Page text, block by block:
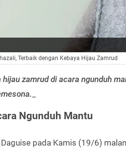
Terbaik dengan Kebaya Hijau Zamrud
hijau zamrud di acara ngunduh
Ngunduh Mantu
pada Kamis (19/6)